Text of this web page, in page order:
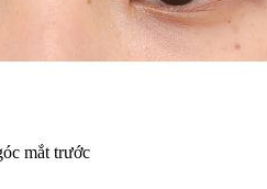
mắt trước